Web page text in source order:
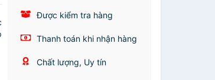
Được kiểm tra hàng
Thanh toán khi nhận hàng
Chất lượng, Uy tín